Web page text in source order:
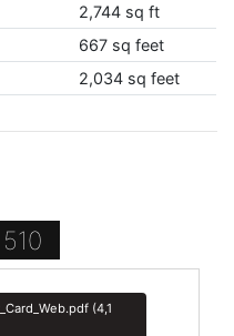
2,744 sq ft
667 sq feet
2,034 sq feet
(4,1